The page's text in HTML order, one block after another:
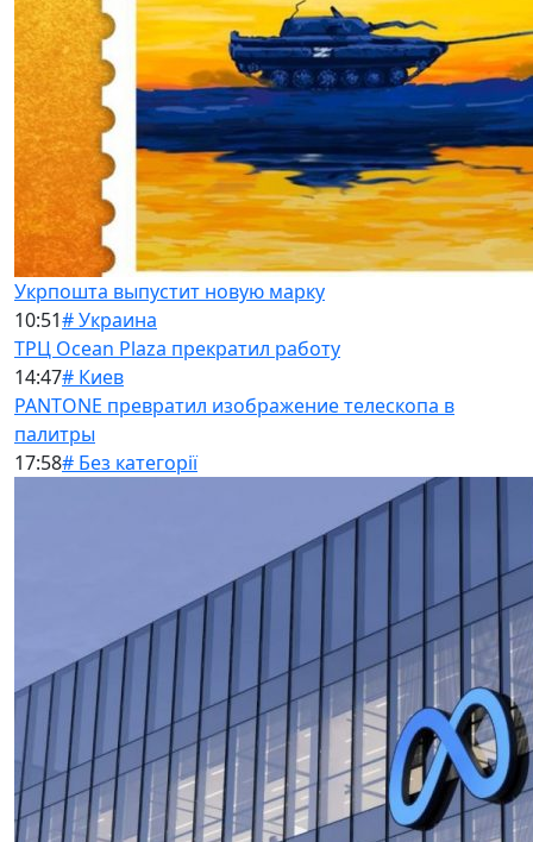
Укрпошта выпустит новую марку
10:51# Украина
ТРЦ Ocean Plaza прекратил работу
14:47# Киев
PANTONE превратил изображение телескопа в
палитры
17:58# Без категорії